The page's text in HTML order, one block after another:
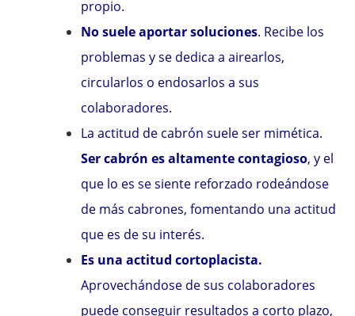
propio.
No suele aportar soluciones. Recibe los
problemas y se dedica a airearlos,
circularlos o endosarlos a sus
colaboradores.
La actitud de cabrón suele ser mimética.
Ser cabrón es altamente contagioso, y el
que lo es se siente reforzado rodeándose
de más cabrones, fomentando una actitud
que es de su interés.
Es una actitud cortoplacista.
Aprovechándose de sus colaboradores
puede conseguir resultados a corto plazo,